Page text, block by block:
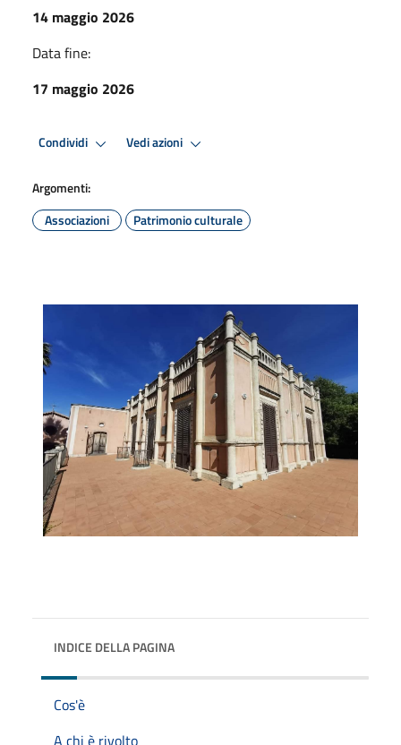
14 maggio 2026
Data fine:
17 maggio 2026
Condividi Vedi azioni
Argomenti:
Associazioni
Patrimonio culturale
INDICE DELLA PAGINA
Cos'è
A chi è rivolto